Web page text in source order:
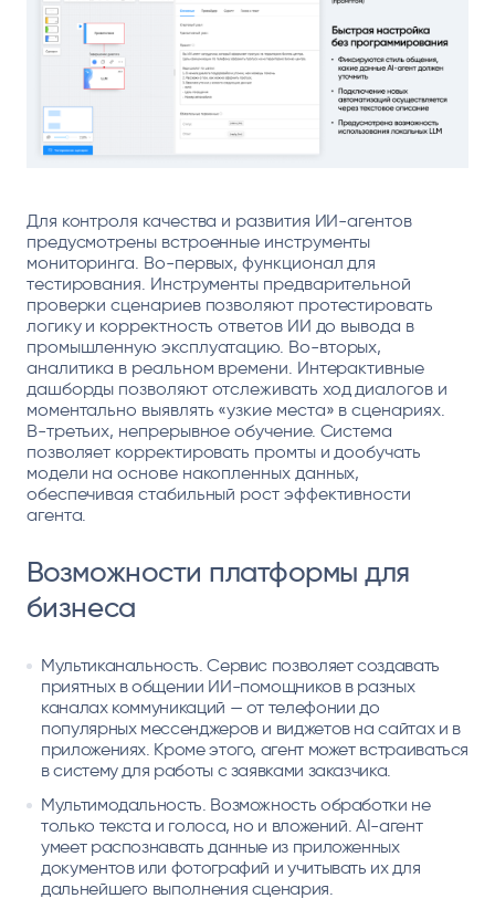
Для контроля качества и развития ИИ-агентов
предусмотрены встроенные инструменты
мониторинга. Во-первых, функционал для
тестирования. Инструменты предварительной
проверки сценариев позволяют протестировать
логику и корректность ответов ИИ до вывода в
промышленную эксплуатацию. Во-вторых,
аналитика в реальном времени. Интерактивные
дашборды позволяют отслеживать ход диалогов и
моментально выявлять «узкие места» в сценариях.
В-третьих, непрерывное обучение. Система
позволяет корректировать промты и дообучать
модели на основе накопленных данных,
обеспечивая стабильный рост эффективности
агента.
Возможности платформы для
бизнеса
Мультиканальность. Сервис позволяет создавать
приятных в общении ИИ-помощников в разных
каналах коммуникаций — от телефонии до
популярных мессенджеров и виджетов на сайтах и в
приложениях. Кроме этого, агент может встраиваться
в систему для работы с заявками заказчика.
Мультимодальность. Возможность обработки не
только текста и голоса, но и вложений. AI-агент
умеет распознавать данные из приложенных
документов или фотографий и учитывать их для
дальнейшего выполнения сценария.